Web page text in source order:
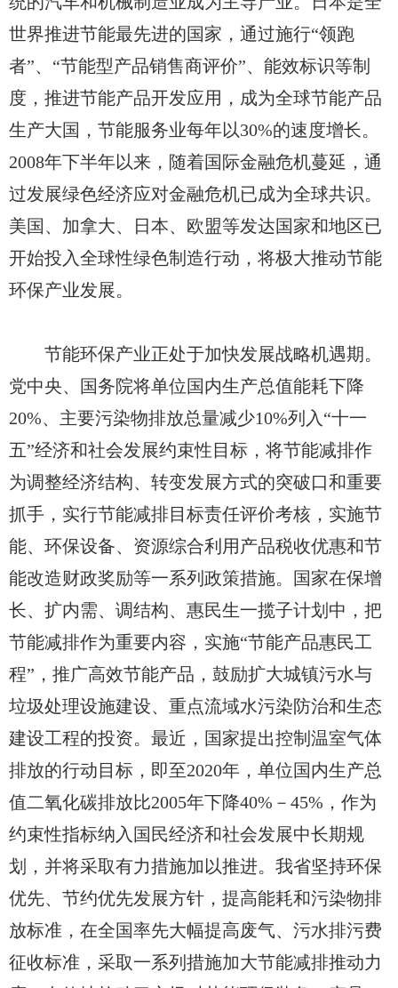
世界推进节能最先进的国家，通过施行“领跑
者”、“节能型产品销售商评价”、能效标识等制
度，推进节能产品开发应用，成为全球节能产品
生产大国，节能服务业每年以30%的速度增长。
2008年下半年以来，随着国际金融危机蔓延，通
过发展绿色经济应对金融危机已成为全球共识。
美国、加拿大、日本、欧盟等发达国家和地区已
开始投入全球性绿色制造行动，将极大推动节能
环保产业发展。
节能环保产业正处于加快发展战略机遇期。
党中央、国务院将单位国内生产总值能耗下降
20%、主要污染物排放总量减少10%列入“十一
五”经济和社会发展约束性目标，将节能减排作
为调整经济结构、转变发展方式的突破口和重要
抓手，实行节能减排目标责任评价考核，实施节
能、环保设备、资源综合利用产品税收优惠和节
能改造财政奖励等一系列政策措施。国家在保增
长、扩内需、调结构、惠民生一揽子计划中，把
节能减排作为重要内容，实施“节能产品惠民工
程”，推广高效节能产品，鼓励扩大城镇污水与
垃圾处理设施建设、重点流域水污染防治和生态
建设工程的投资。最近，国家提出控制温室气体
排放的行动目标，即至2020年，单位国内生产总
值二氧化碳排放比2005年下降40%－45%，作为
约束性指标纳入国民经济和社会发展中长期规
划，并将采取有力措施加以推进。我省坚持环保
优先、节约优先发展方针，提高能耗和污染物排
放标准，在全国率先大幅提高废气、污水排污费
征收标准，采取一系列措施加大节能减排推动力